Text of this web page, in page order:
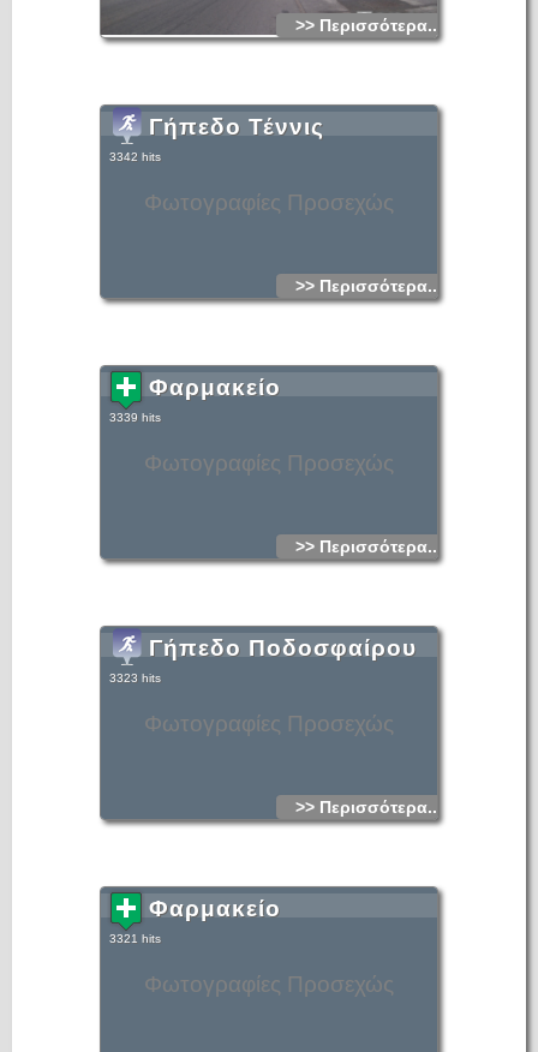
>> Περισσότερα...
Φωτογραφίες Προσεχώς
Γήπεδο Τέννις
3342 hits
>> Περισσότερα...
Φωτογραφίες Προσεχώς
Φαρμακείο
3339 hits
>> Περισσότερα...
Φωτογραφίες Προσεχώς
Γήπεδο Ποδοσφαίρου
3323 hits
>> Περισσότερα...
Φωτογραφίες Προσεχώς
Φαρμακείο
3321 hits